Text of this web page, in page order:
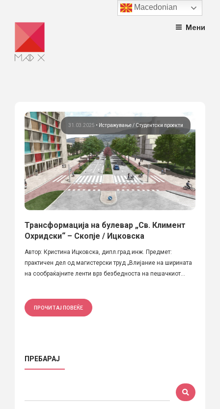
content
Мени
31.03.2025 • Истражување Студентски проекти
Трансформација на булевар „Св. Климент
Охридски“ – Скопје / Ицковска
Автор: Кристина Ицковска, дипл.град.инж. Предмет:
практичен дел од магистерски труд „Влијание на ширината
на сообраќајните ленти врз безбедноста на пешачкиот...
ПРОЧИТАЈ ПОВЕЌЕ
ПРЕБАРАЈ
Macedonian